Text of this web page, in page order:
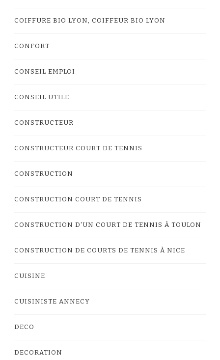
COIFFURE BIO LYON, COIFFEUR BIO LYON
CONFORT
CONSEIL EMPLOI
CONSEIL UTILE
CONSTRUCTEUR
CONSTRUCTEUR COURT DE TENNIS
CONSTRUCTION
CONSTRUCTION COURT DE TENNIS
CONSTRUCTION D'UN COURT DE TENNIS À TOULON
CONSTRUCTION DE COURTS DE TENNIS À NICE
CUISINE
CUISINISTE ANNECY
DECO
DECORATION